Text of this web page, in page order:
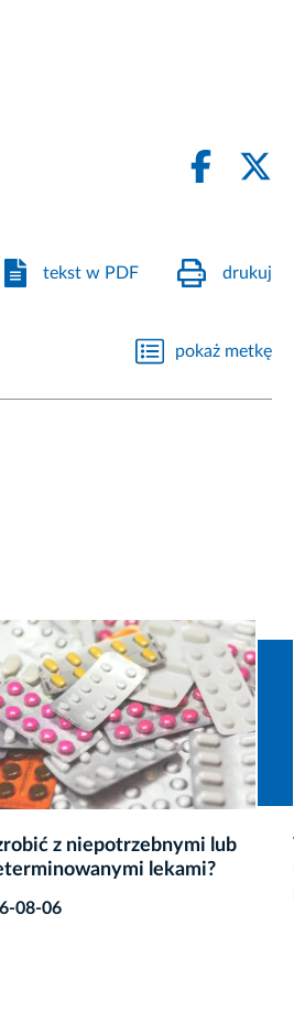
tekst w PDF drukuj
pokaż metkę
miejskich usług w
Jest już dostępna